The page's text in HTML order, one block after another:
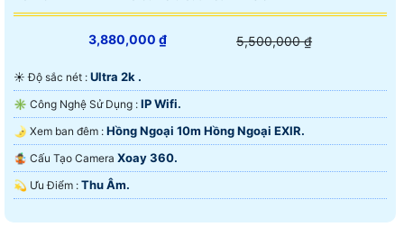
3,880,000 ₫ 5,500,000 ₫
☀️ Độ sắc nét : Ultra 2k .
✳️ Công Nghệ Sử Dụng : IP Wifi.
🌛 Xem ban đêm : Hồng Ngoại 10m Hồng Ngoại EXIR.
🤹 Cấu Tạo Camera Xoay 360.
️💫 Ưu Điểm : Thu Âm.